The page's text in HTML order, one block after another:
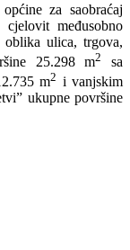
za saobraćaj
međusobno
oblika ulica, trgova,
25.298 m2
sa
m2 i vanjskim
ukupne površine